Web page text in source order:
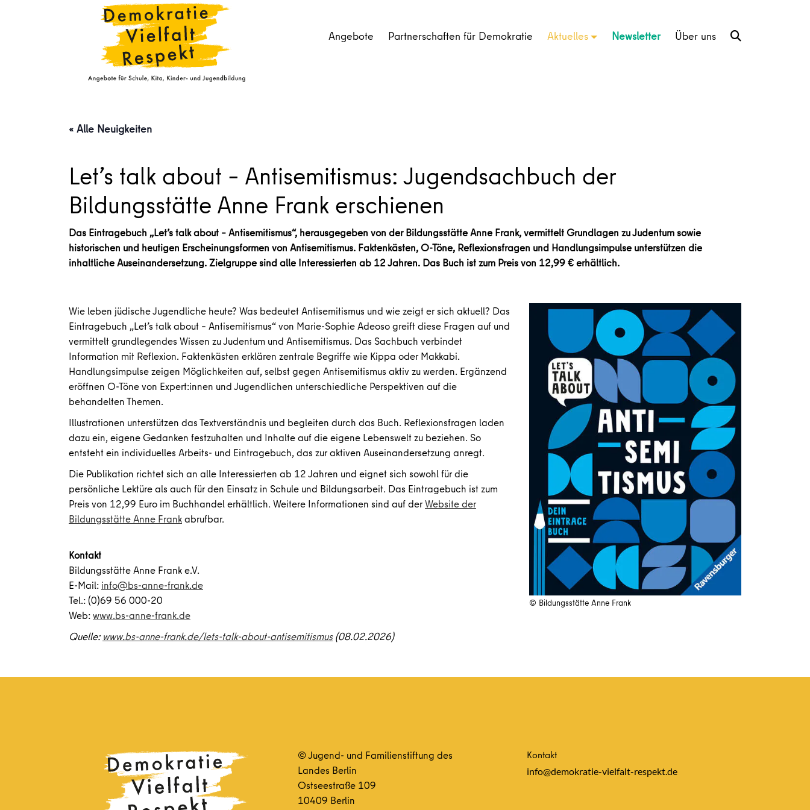
Angebote Partnerschaften für Demokratie Aktuelles Newsletter Über uns
« Alle Neuigkeiten
Let’s talk about – Antisemitismus: Jugendsachbuch der
Bildungsstätte Anne Frank erschienen
Das Eintragebuch „Let’s talk about – Antisemitismus“, herausgegeben von der Bildungsstätte Anne Frank, vermittelt Grundlagen zu Judentum sowie
historischen und heutigen Erscheinungsformen von Antisemitismus. Faktenkästen, O-Töne, Reflexionsfragen und Handlungsimpulse unterstützen die
inhaltliche Auseinandersetzung. Zielgruppe sind alle Interessierten ab 12 Jahren. Das Buch ist zum Preis von 12,99 € erhältlich.
Wie leben jüdische Jugendliche heute? Was bedeutet Antisemitismus und wie zeigt er sich aktuell? Das
Eintragebuch „Let’s talk about – Antisemitismus“ von Marie-Sophie Adeoso greift diese Fragen auf und
vermittelt grundlegendes Wissen zu Judentum und Antisemitismus. Das Sachbuch verbindet
Information mit Reflexion. Faktenkästen erklären zentrale Begriffe wie Kippa oder Makkabi.
Handlungsimpulse zeigen Möglichkeiten auf, selbst gegen Antisemitismus aktiv zu werden. Ergänzend
eröffnen O-Töne von Expert:innen und Jugendlichen unterschiedliche Perspektiven auf die
behandelten Themen.
Illustrationen unterstützen das Textverständnis und begleiten durch das Buch. Reflexionsfragen laden
dazu ein, eigene Gedanken festzuhalten und Inhalte auf die eigene Lebenswelt zu beziehen. So
entsteht ein individuelles Arbeits- und Eintragebuch, das zur aktiven Auseinandersetzung anregt.
Die Publikation richtet sich an alle Interessierten ab 12 Jahren und eignet sich sowohl für die
persönliche Lektüre als auch für den Einsatz in Schule und Bildungsarbeit. Das Eintragebuch ist zum
Preis von 12,99 Euro im Buchhandel erhältlich. Weitere Informationen sind auf derWebsite der
Bildungsstätte Anne Frankabrufbar.
Kontakt
Bildungsstätte Anne Frank e.V.
E-Mail: info@bs-anne-frank.de
Tel.: (0)69 56 000-20
Web:www.bs-anne-frank.de
Quelle: www.bs-anne-frank.de/lets-talk-about-antisemitismus(08.02.2026)
© Bildungsstätte Anne Frank
© Jugend- und Familienstiftung des
Landes Berlin
Ostseestraße 109
10409 Berlin
Kontakt
info@demokratie-vielfalt-respekt.de